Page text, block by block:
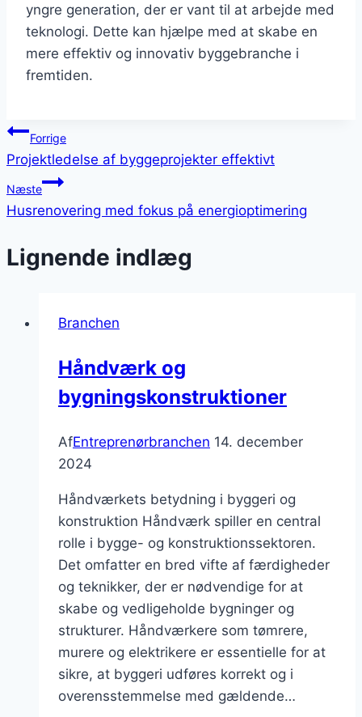
yngre generation, der er vant til at arbejde med
teknologi. Dette kan hjælpe med at skabe en
mere effektiv og innovativ byggebranche i
fremtiden.
Indlægsnavigation
Forrige
Projektledelse af byggeprojekter effektivt
Næste
Husrenovering med fokus på energioptimering
Lignende indlæg
Branchen
Håndværk og
bygningskonstruktioner
AfEntreprenørbranchen 14. december
2024
Håndværkets betydning i byggeri og
konstruktion Håndværk spiller en central
rolle i bygge- og konstruktionssektoren.
Det omfatter en bred vifte af færdigheder
og teknikker, der er nødvendige for at
skabe og vedligeholde bygninger og
strukturer. Håndværkere som tømrere,
murere og elektrikere er essentielle for at
sikre, at byggeri udføres korrekt og i
overensstemmelse med gældende…